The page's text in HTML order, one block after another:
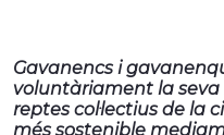
Gavanencs i
voluntàriament la
reptes col·lectius de la
més sostenible